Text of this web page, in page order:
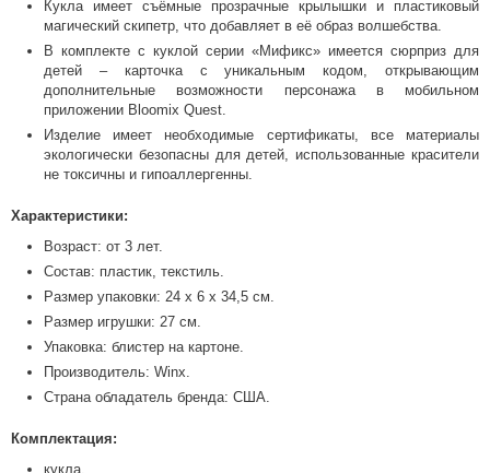
Кукла имеет съёмные прозрачные крылышки и пластиковый
магический скипетр, что добавляет в её образ волшебства.
В комплекте с куклой серии «Мификс» имеется сюрприз для
детей – карточка с уникальным кодом, открывающим
дополнительные возможности персонажа в мобильном
приложении Bloomix Quest.
Изделие имеет необходимые сертификаты, все материалы
экологически безопасны для детей, использованные красители
не токсичны и гипоаллергенны.
Характеристики:
Возраст: от 3 лет.
Состав: пластик, текстиль.
Размер упаковки: 24 x 6 x 34,5 см.
Размер игрушки: 27 см.
Упаковка: блистер на картоне.
Производитель: Winx.
Страна обладатель бренда: США.
Комплектация:
кукла,